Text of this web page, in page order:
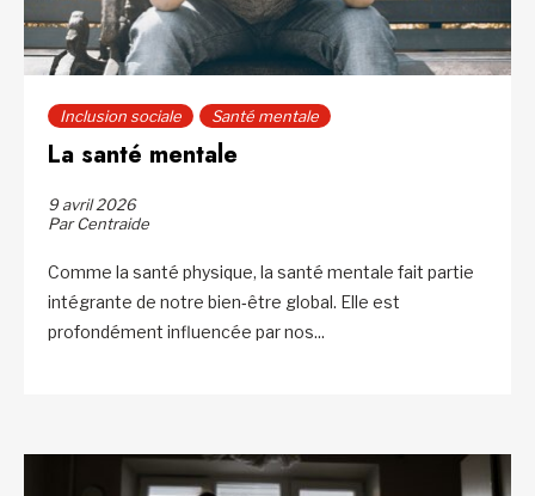
Inclusion sociale Santé mentale
La santé mentale
9 avril 2026
Par Centraide
Comme la santé physique, la santé mentale fait partie
intégrante de notre bien‑être global. Elle est
profondément influencée par nos...